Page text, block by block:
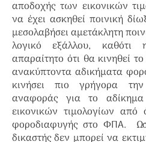
αποδοχής των εικονικών
να έχει ασκηθεί ποινική
μεσολαβήσει αμετάκλητη
λογικό εξάλλου, καθότι
απαραίτητο ότι θα κινηθεί
ανακύπτοντα αδικήματα
κινήσει πιο γρήγορα
αναφοράς για το
εικονικών τιμολογίων
φοροδιαφυγής στο ΦΠΑ.
δικαστής δεν μπορεί να